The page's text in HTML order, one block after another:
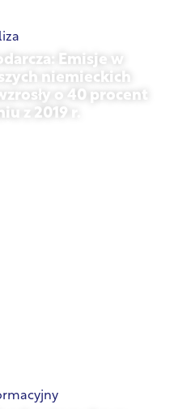
Emisje w
niemieckich
o 40 procent
z 2019 r.